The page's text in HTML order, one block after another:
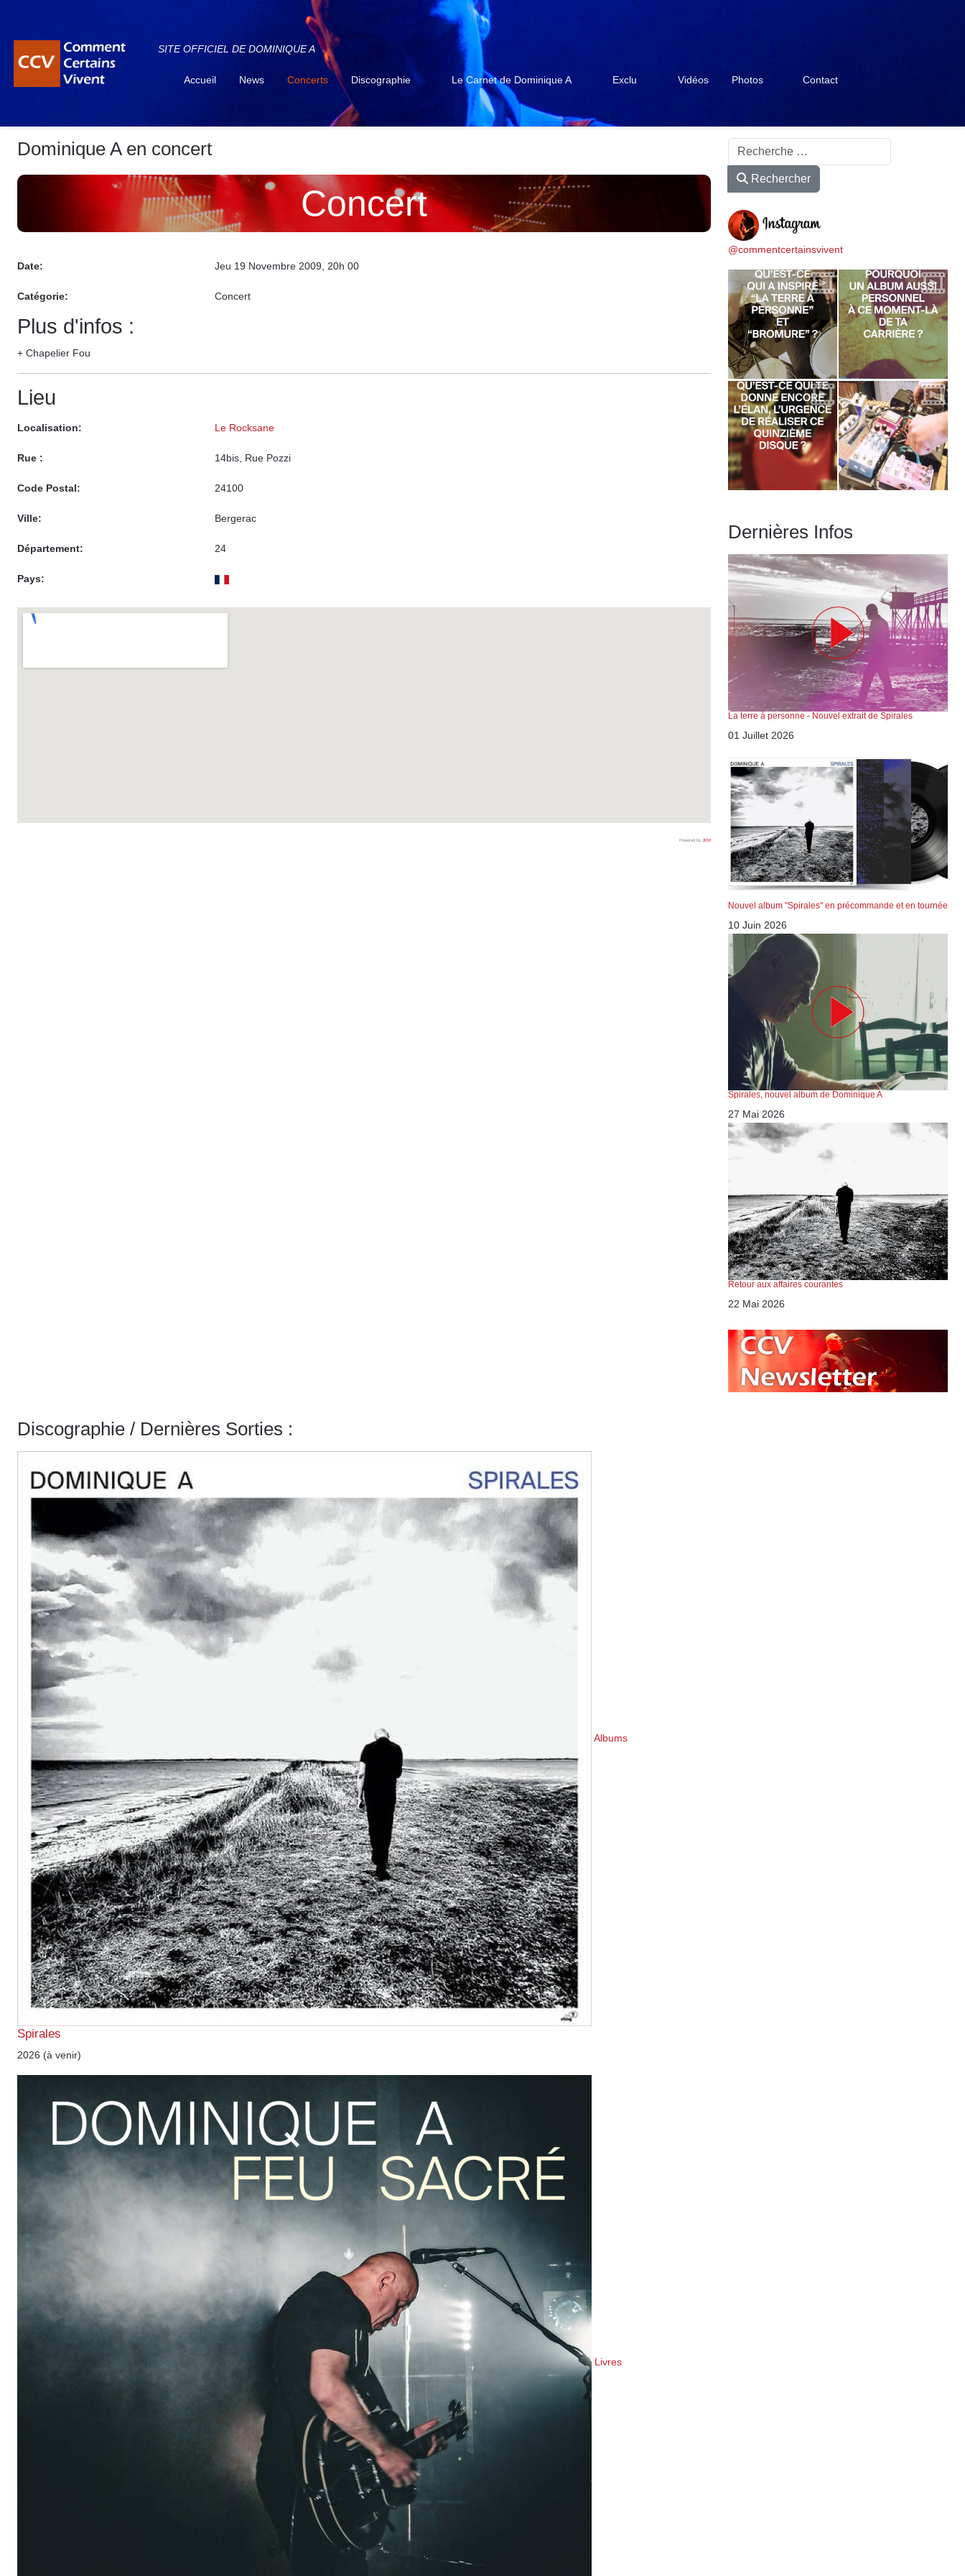
SITE OFFICIEL DE DOMINIQUE A
Accueil News Concerts Discographie Le Carnet de Dominique A Exclu Vidéos Photos Contact
Dominique A en concert
Concert
Date: Jeu 19 Novembre 2009, 20h 00
Catégorie: Concert
Plus d'infos :
+ Chapelier Fou
Lieu
Localisation: Le Rocksane
Rue : 14bis, Rue Pozzi
Code Postal: 24100
Ville: Bergerac
Département: 24
Pays:
Powered by JEM
Rechercher
Rechercher
@commentcertainsvivent
Dernières Infos
La terre à personne - Nouvel extrait de Spirales
01 Juillet 2026
Nouvel album "Spirales" en précommande et en tournée
10 Juin 2026
Spirales, nouvel album de Dominique A
27 Mai 2026
Retour aux affaires courantes
22 Mai 2026
Discographie / Dernières Sorties :
Albums
Spirales
2026 (à venir)
Livres